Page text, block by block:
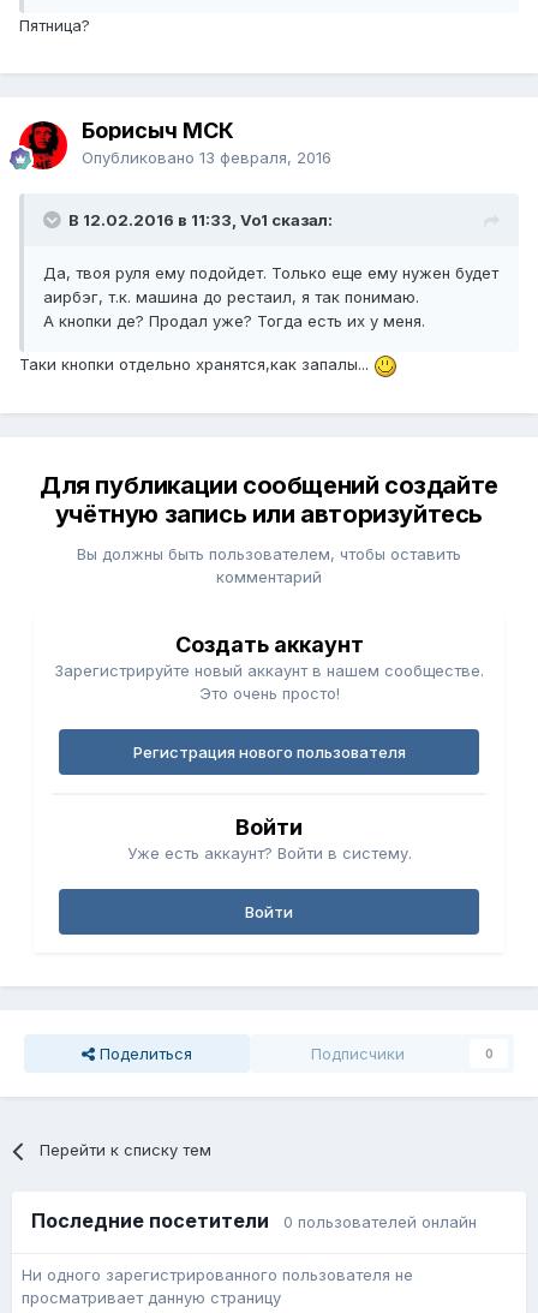
Пятница?
Борисыч МСК
Опубликовано 13 февраля, 2016
В 12.02.2016 в 11:33, Vo1 сказал:
Да, твоя руля ему подойдет. Только еще ему нужен будет
аирбэг, т.к. машина до рестаил, я так понимаю.
А кнопки де? Продал уже? Тогда есть их у меня.
Таки кнопки отдельно хранятся,как запалы...
Для публикации сообщений создайте
учётную запись или авторизуйтесь
Вы должны быть пользователем, чтобы оставить
комментарий
Создать аккаунт
Зарегистрируйте новый аккаунт в нашем сообществе.
Это очень просто!
Регистрация нового пользователя
Войти
Уже есть аккаунт? Войти в систему.
Войти
Поделиться Подписчики 0
Перейти к списку тем
Последние посетители 0 пользователей онлайн
Ни одного зарегистрированного пользователя не
просматривает данную страницу